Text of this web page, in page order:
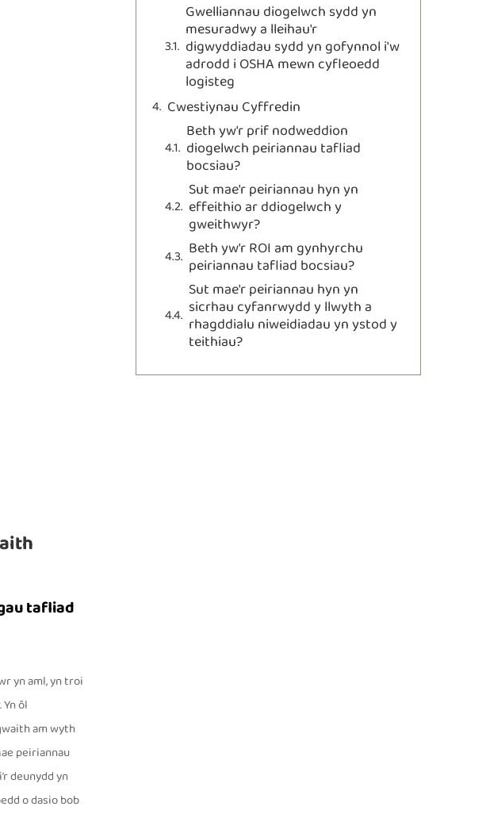
tafliad
yn aml, yn troi
ôl
am wyth
peiriannau
deunydd yn
o dasio bob
Gwelliannau diogelwch sydd yn
mesuradwy a lleihau'r
digwyddiadau sydd yn gofynnol i'w
adrodd i OSHA mewn cyfleoedd
logisteg
Cwestiynau Cyffredin
Beth yw'r prif nodweddion
diogelwch peiriannau tafliad
bocsiau?
Sut mae'r peiriannau hyn yn
effeithio ar ddiogelwch y
gweithwyr?
Beth yw'r ROI am gynhyrchu
peiriannau tafliad bocsiau?
Sut mae'r peiriannau hyn yn
sicrhau cyfanrwydd y llwyth a
rhagddialu niweidiadau yn ystod y
teithiau?